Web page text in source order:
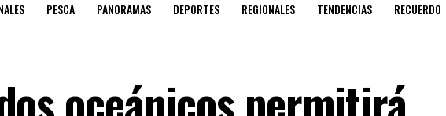
PESCA PANORAMAS DEPORTES REGIONALES TENDENCIAS RECUERDO
oceánicos permitirá